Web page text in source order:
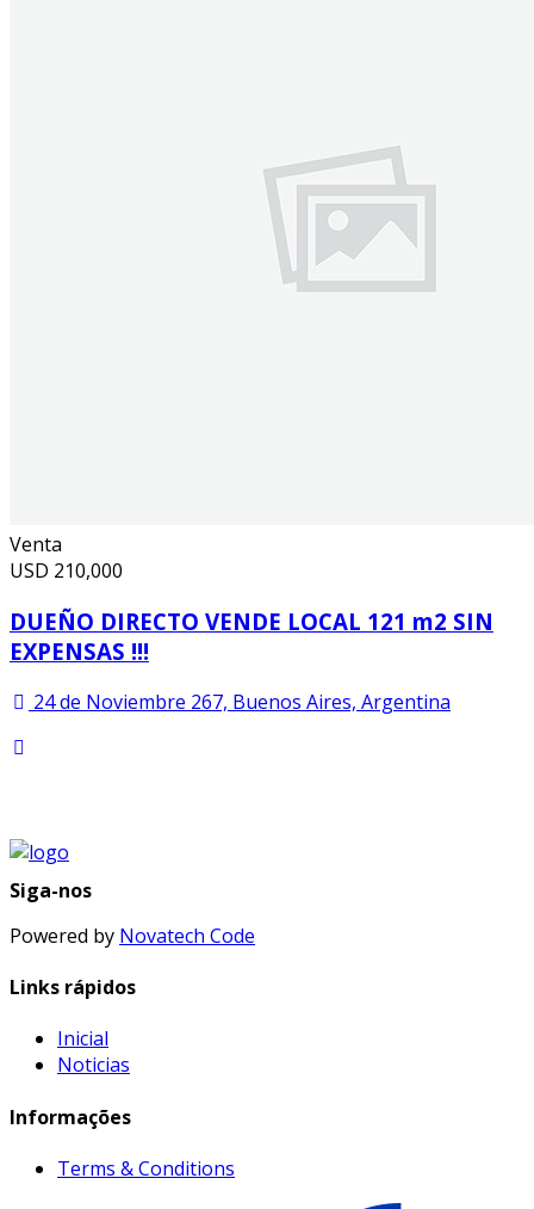
Venta
USD 210,000
DUEÑO DIRECTO VENDE LOCAL 121 m2 SIN
EXPENSAS !!!
24 de Noviembre 267, Buenos Aires, Argentina
Siga-nos
Powered by Novatech Code
Links rápidos
Inicial
Noticias
Informações
Terms & Conditions